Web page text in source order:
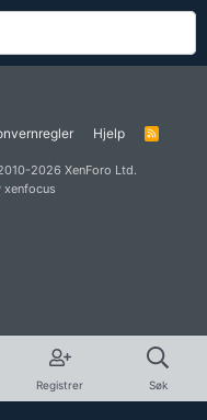
Hjelp
R
2026 XenForo Ltd.
xenfocus
Registrer Søk